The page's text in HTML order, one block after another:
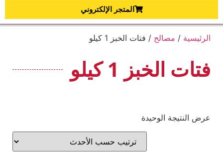
المتجر الإلكتروني
الرئيسية / مصالح / فتات الخبز 1 كيلو
فتات الخبز 1 كيلو
عرض النتيجة الوحيدة